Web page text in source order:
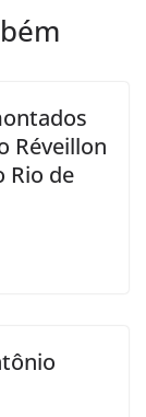
Réveillon
Rio de